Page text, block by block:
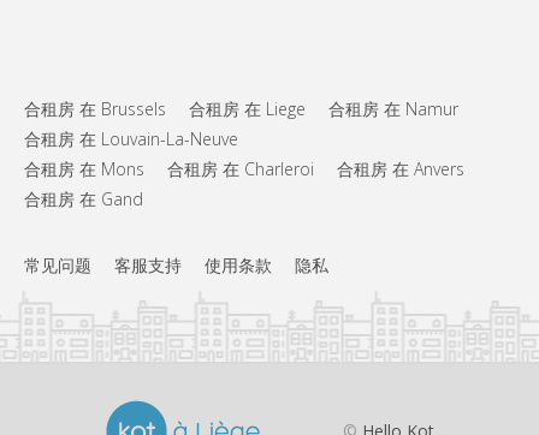
合租房 在 Brussels 合租房 在 Liege
合租房 在 Namur
合租房 在 Louvain-La-Neuve
合租房 在 Mons
合租房 在 Charleroi
合租房 在 Anvers
合租房 在 Gand
常见问题 客服支持 使用条款 隐私
© Hello Kot